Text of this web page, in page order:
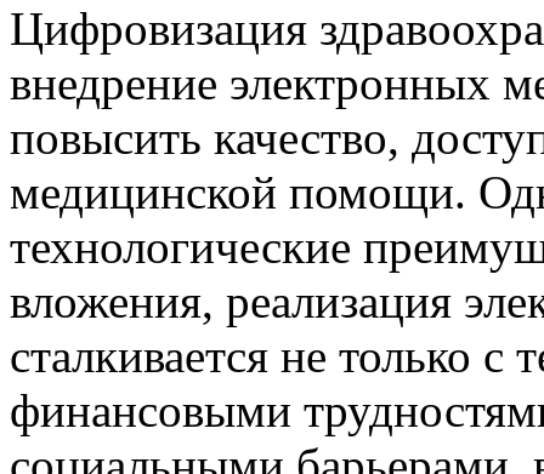
Цифровизация
внедрение электронных
повысить качество,
медицинской помощи.
технологические
вложения, реализация
сталкивается не только с
финансовыми